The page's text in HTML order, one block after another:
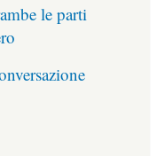
le parti